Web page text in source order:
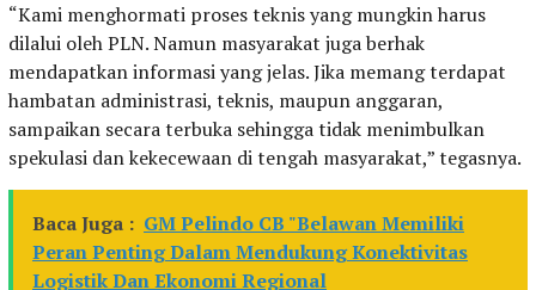
“Kami menghormati proses teknis yang mungkin harus
dilalui oleh PLN. Namun masyarakat juga berhak
mendapatkan informasi yang jelas. Jika memang terdapat
hambatan administrasi, teknis, maupun anggaran,
sampaikan secara terbuka sehingga tidak menimbulkan
spekulasi dan kekecewaan di tengah masyarakat,” tegasnya.
Baca Juga : GM Pelindo CB "Belawan Memiliki
Peran Penting Dalam Mendukung Konektivitas
Logistik Dan Ekonomi Regional